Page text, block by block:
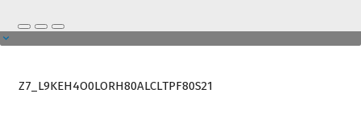
Z7_L9KEH4O0LORH80ALCLTPF80S21